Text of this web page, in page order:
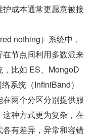
成本通常更愿意被接
nothing）系统中，
节点间利用多数派来
比如 ES、MongoD
系统（InfiniBand）
两个分区分别提供服
种方式更为复杂，在
有差异，异常和容错